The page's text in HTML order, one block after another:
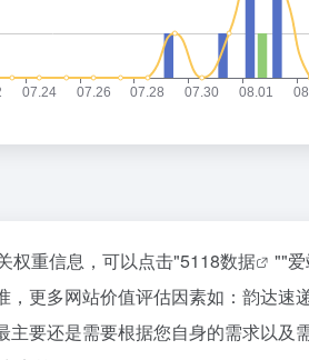
权重信息，可以点击"5118数据 ""
更多网站价值评估因素如：韵达速
要还是需要根据您自身的需求以及